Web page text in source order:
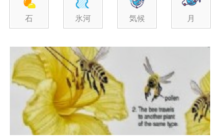
石 氷河 気候 月